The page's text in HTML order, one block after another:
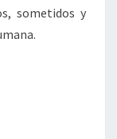
sometidos y